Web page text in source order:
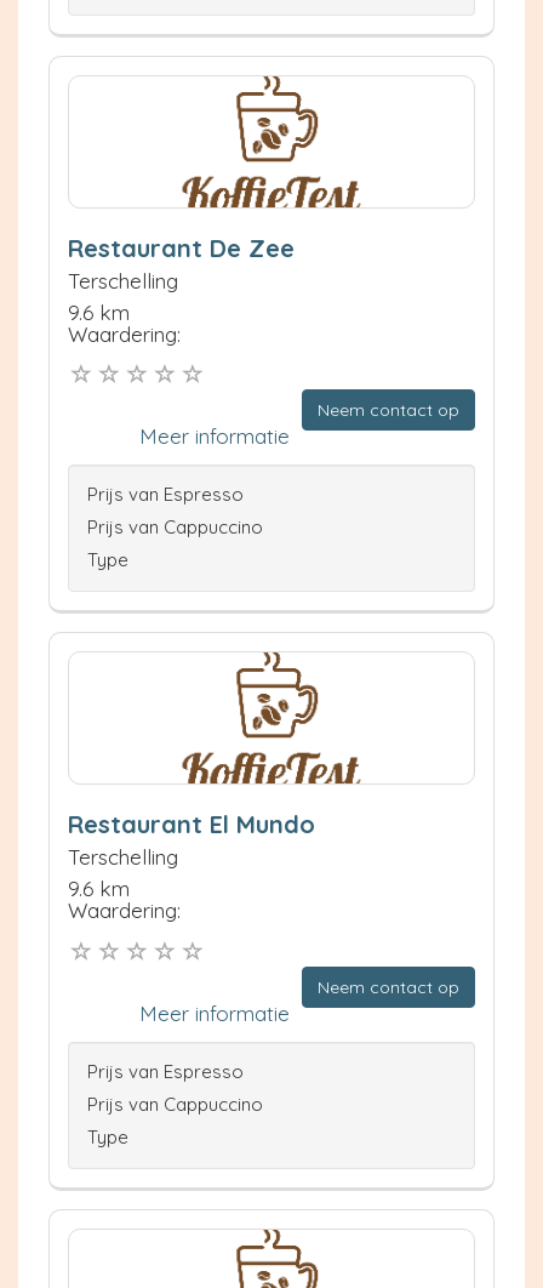
Restaurant De Zee
Terschelling
9.6 km
Waardering:
Neem contact op
Meer informatie
Prijs van Espresso
Prijs van Cappuccino
Type
Restaurant El Mundo
Terschelling
9.6 km
Waardering:
Neem contact op
Meer informatie
Prijs van Espresso
Prijs van Cappuccino
Type